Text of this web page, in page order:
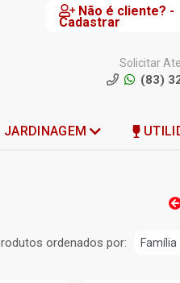
Não é cliente? -
Cadastrar
Solicitar
(83)
JARDINAGEM
ordenados por: